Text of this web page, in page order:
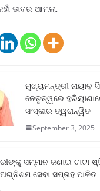
ଡାବର ଆମଲା,
ମୁଖ୍ୟମନ୍ତ୍ରୀ ନାୟାବ
ନେତୃତ୍ୱରେ
ସଂସ୍କାର ତ୍ୱରାନ୍ୱିତ
September 3, 2025
ସମ୍ମାନ ଜଣାଇ
ସେବା ସପ୍ତାହ ପାଳିତ